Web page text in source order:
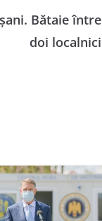
Bătaie între
doi localnici